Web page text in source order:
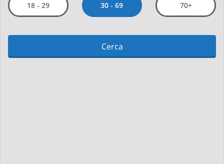
18 - 29 30 - 69 70+
Cerca